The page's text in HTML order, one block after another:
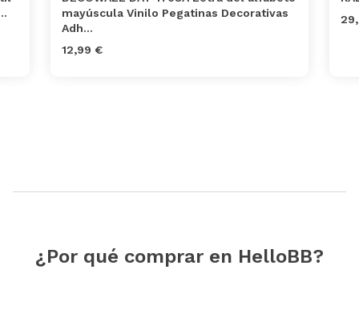
mayúscula Vinilo Pegatinas Decorativas
Adh...
12,99 €
¿Por qué comprar en HelloBB?